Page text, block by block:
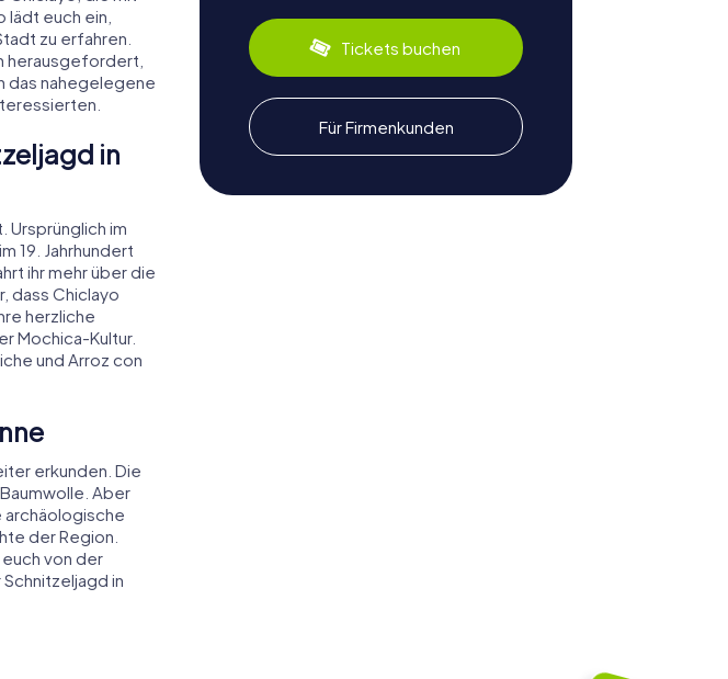
euch ein,
zu erfahren.
herausgefordert,
das nahegelegene
in
Ursprünglich im
19. Jahrhundert
ihr mehr über die
dass Chiclayo
herzliche
Mochica-Kultur.
und Arroz con
erkunden. Die
Aber
archäologische
der Region.
von der
in
Tickets buchen
Für Firmenkunden